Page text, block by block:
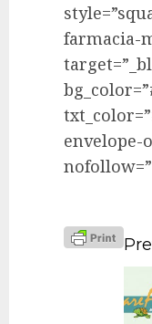
farmacia-
envelope-